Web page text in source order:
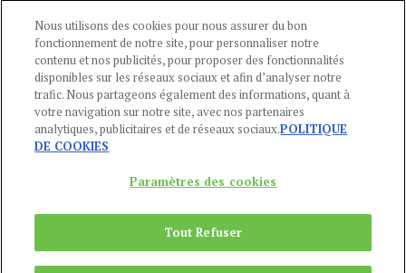
LIENS UTILES
CGU-POLITIQUE DE CONFIDENTIALITÉ -POLITIQUE DES COOKIES
MENTIONS LÉGALES -AIDE
CONTACT
Du Lundi au Vendredi, 9h-13h et 14h-17h
Copyright © 2024Publications Agora
Nous utilisons des cookies pour nous assurer du bon
fonctionnement de notre site, pour personnaliser notre
contenu et nos publicités, pour proposer des fonctionnalités
disponibles sur les réseaux sociaux et afin d’analyser notre
trafic. Nous partageons également des informations, quant à
votre navigation sur notre site, avec nos partenaires
analytiques, publicitaires et de réseaux sociaux.POLITIQUE
DE COOKIES
Paramètres des cookies
Tout Refuser